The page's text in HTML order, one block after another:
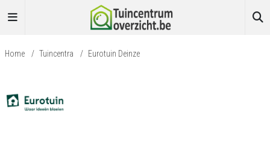
Home / Tuincentra / Eurotuin Deinze